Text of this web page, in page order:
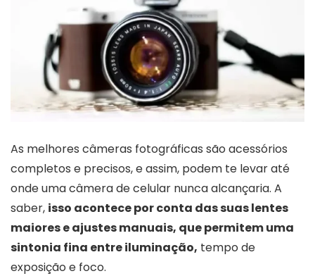
As melhores câmeras fotográficas são acessórios
completos e precisos, e assim, podem te levar até
onde uma câmera de celular nunca alcançaria. A
saber, isso acontece por conta das suas lentes
maiores e ajustes manuais, que permitem uma
sintonia fina entre iluminação, tempo de
exposição e foco.